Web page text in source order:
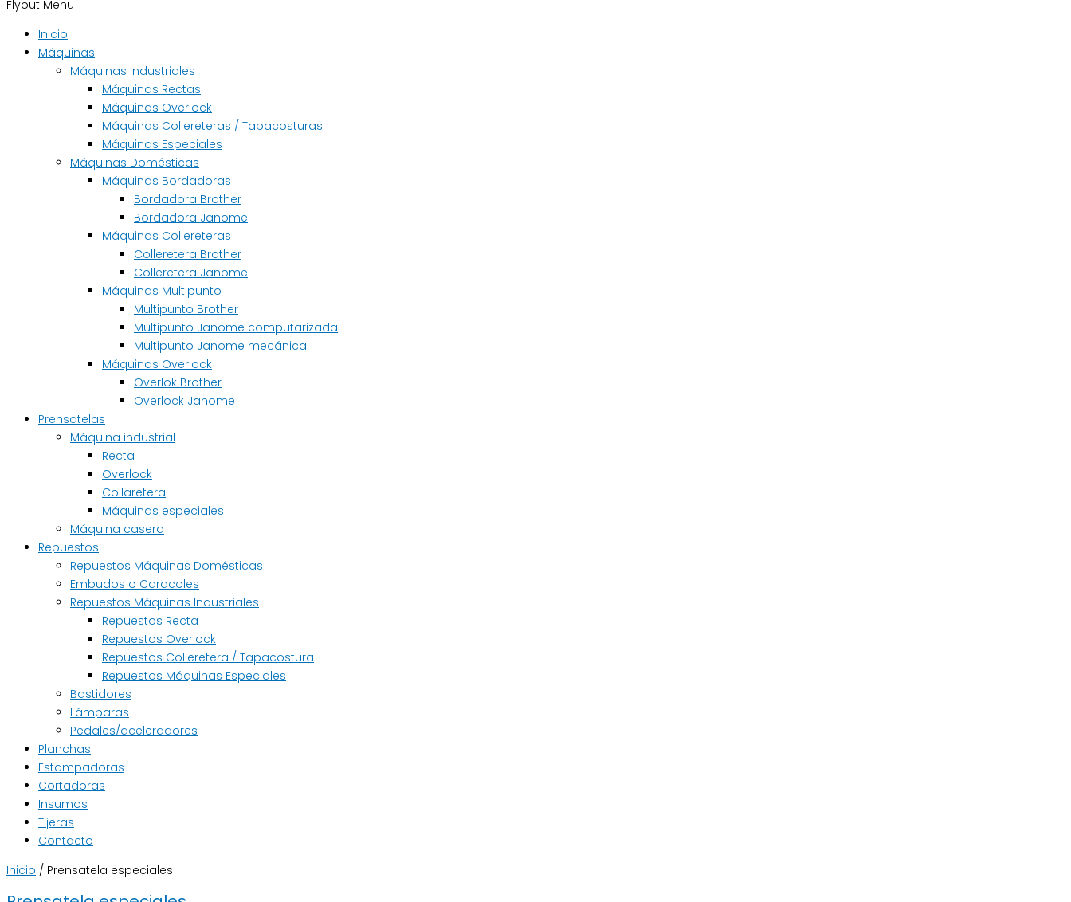
Flyout Menu
Inicio
Máquinas
Máquinas Industriales
Máquinas Rectas
Máquinas Overlock
Máquinas Collereteras / Tapacosturas
Máquinas Especiales
Máquinas Domésticas
Máquinas Bordadoras
Bordadora Brother
Bordadora Janome
Máquinas Collereteras
Colleretera Brother
Colleretera Janome
Máquinas Multipunto
Multipunto Brother
Multipunto Janome computarizada
Multipunto Janome mecánica
Máquinas Overlock
Overlok Brother
Overlock Janome
Prensatelas
Máquina industrial
Recta
Overlock
Collaretera
Máquinas especiales
Máquina casera
Repuestos
Repuestos Máquinas Domésticas
Embudos o Caracoles
Repuestos Máquinas Industriales
Repuestos Recta
Repuestos Overlock
Repuestos Colleretera / Tapacostura
Repuestos Máquinas Especiales
Bastidores
Lámparas
Pedales/aceleradores
Planchas
Estampadoras
Cortadoras
Insumos
Tijeras
Contacto
Inicio / Prensatela especiales